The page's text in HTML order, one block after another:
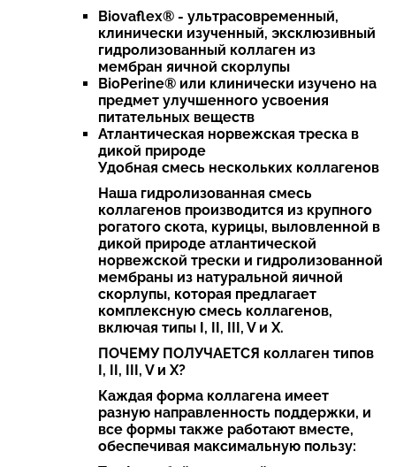
Biovaflex® - ультрасовременный,
клинически изученный, эксклюзивный
гидролизованный коллаген из
мембран яичной скорлупы
BioPerine® или клинически изучено на
предмет улучшенного усвоения
питательных веществ
Атлантическая норвежская треска в
дикой природе
Удобная смесь нескольких коллагенов
Наша гидролизованная смесь
коллагенов производится из крупного
рогатого скота, курицы, выловленной в
дикой природе атлантической
норвежской трески и гидролизованной
мембраны из натуральной яичной
скорлупы, которая предлагает
комплексную смесь коллагенов,
включая типы I, II, III, V и X.
ПОЧЕМУ ПОЛУЧАЕТСЯ коллаген типов
I, II, III, V и X?
Каждая форма коллагена имеет
разную направленность поддержки, и
все формы также работают вместе,
обеспечивая максимальную пользу: